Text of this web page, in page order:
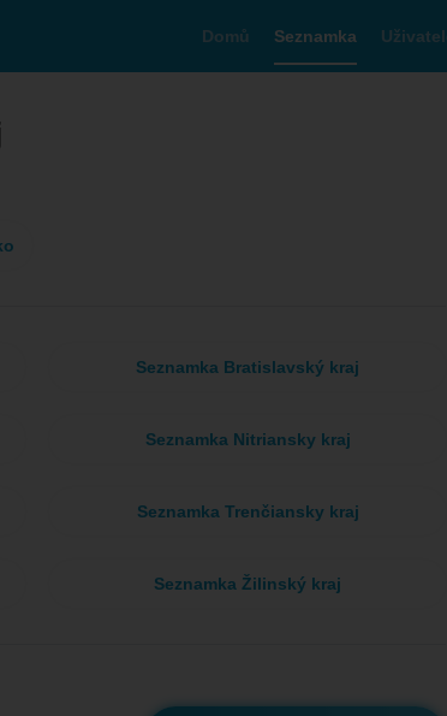
Domů Seznamka
Seznamka Bratislavský kraj
Seznamka Nitriansky kraj
Seznamka Trenčiansky kraj
Seznamka Žilinský kraj